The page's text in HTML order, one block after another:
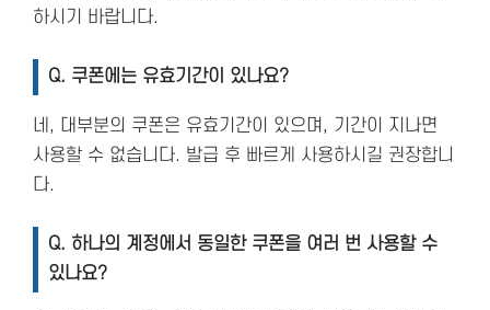
하시기 바랍니다.
Q. 쿠폰에는 유효기간이 있나요?
네, 대부분의 쿠폰은 유효기간이 있으며, 기간이 지나면
사용할 수 없습니다. 발급 후 빠르게 사용하시길 권장합니
다.
Q. 하나의 계정에서 동일한 쿠폰을 여러 번 사용할 수
있나요?